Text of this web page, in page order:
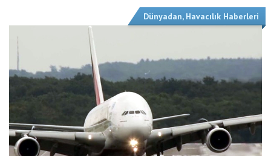
Dünyadan, Havacılık Haberleri